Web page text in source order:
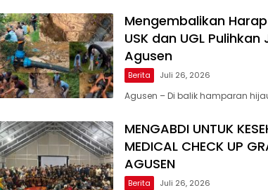
Mengembalikan
USK dan UGL
Agusen
Berita Juli 26, 2026
Agusen – Di balik hamparan
MENGABDI UNTUK
MEDICAL CHECK UP
AGUSEN
Berita Juli 26, 2026